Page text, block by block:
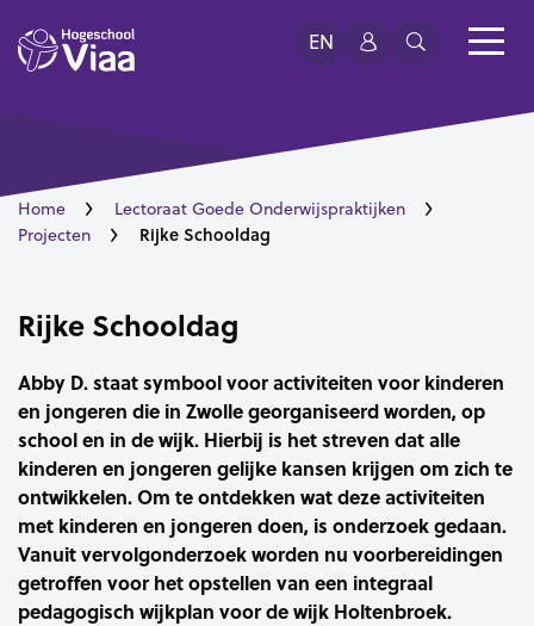
EN
Home
Lectoraat Goede Onderwijspraktijken
Projecten
Rijke Schooldag
Rijke Schooldag
Abby D. staat symbool voor activiteiten voor kinderen
en jongeren die in Zwolle georganiseerd worden, op
school en in de wijk. Hierbij is het streven dat alle
kinderen en jongeren gelijke kansen krijgen om zich te
ontwikkelen. Om te ontdekken wat deze activiteiten
met kinderen en jongeren doen, is onderzoek gedaan.
Vanuit vervolgonderzoek worden nu voorbereidingen
getroffen voor het opstellen van een integraal
pedagogisch wijkplan voor de wijk Holtenbroek.